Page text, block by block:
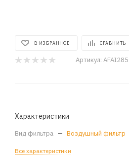
В ИЗБРАННОЕ СРАВНИТЬ
Артикул: AFAI285
Характеристики
Вид фильтра — Воздушный фильтр
Все характеристики